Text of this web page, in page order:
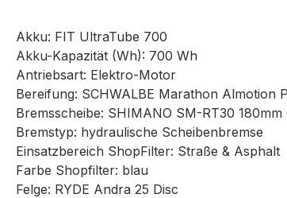
Akku: FIT UltraTube 700
Akku-Kapazität (Wh): 700 Wh
Antriebsart: Elektro-Motor
Bereifung: SCHWALBE Marathon Almotion
Bremsscheibe: SHIMANO SM-RT30
Bremstyp: hydraulische Scheibenbremse
Einsatzbereich ShopFilter: Straße & Asphalt
Farbe Shopfilter: blau
Felge: RYDE Andra 25 Disc